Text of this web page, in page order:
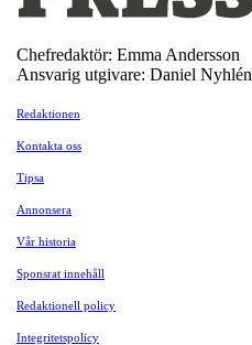
Chefredaktör: Emma Andersson
Ansvarig utgivare: Daniel Nyhlén
Redaktionen
Kontakta oss
Tipsa
Annonsera
Vår historia
Sponsrat innehåll
Redaktionell policy
Integritetspolicy